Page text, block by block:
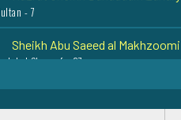
Sheikh Abu Saeed al
Baghdad Shareef - 27